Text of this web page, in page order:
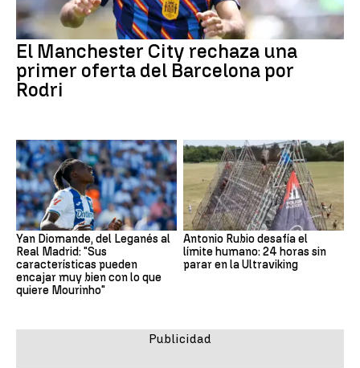
El Manchester City rechaza una
primer oferta del Barcelona por
Rodri
Yan Diomande, del Leganés al
Real Madrid: "Sus
características pueden
encajar muy bien con lo que
quiere Mourinho"
Antonio Rubio desafía el
límite humano: 24 horas sin
parar en la Ultraviking